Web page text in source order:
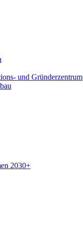
und Gründerzentrum
2030+